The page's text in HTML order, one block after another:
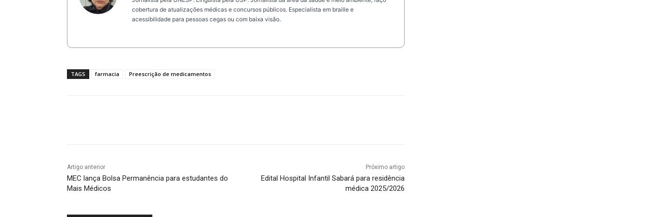
cobertura de atualizações médicas e concursos públicos. Especialista em braille e
acessibilidade para pessoas cegas ou com baixa visão.
TAGS farmacia Preescrição de medicamentos
Artigo anterior
MEC lança Bolsa Permanência para estudantes do
Mais Médicos
Próximo artigo
Edital Hospital Infantil Sabará para residência
médica 2025/2026